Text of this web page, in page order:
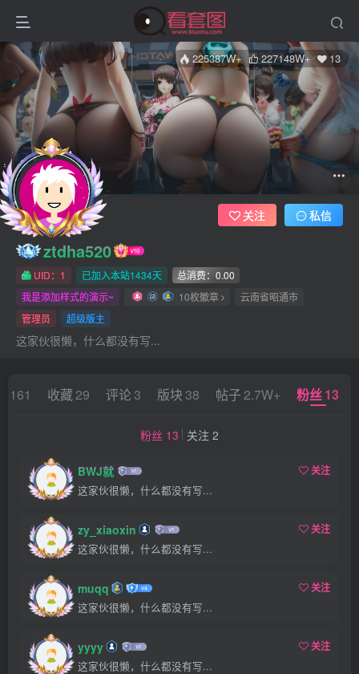
225387W+ 227148W+ 13
ztdha520
UID：1 已加入本站1434天
总消费：0.00
我是添加样式的演示~
10枚徽章
云南省昭通市
管理员
超级版主
这家伙很懒，什么都没有写...
关注 私信
收藏 29 评论3 版块 38 帖子 2.7W+ 粉丝13
粉丝 13 关注 2
BWJ就
关注
这家伙很懒，什么都没有写...
zy_xiaoxin
关注
这家伙很懒，什么都没有写...
muqq
关注
这家伙很懒，什么都没有写...
yyyy
关注
这家伙很懒，什么都没有写...